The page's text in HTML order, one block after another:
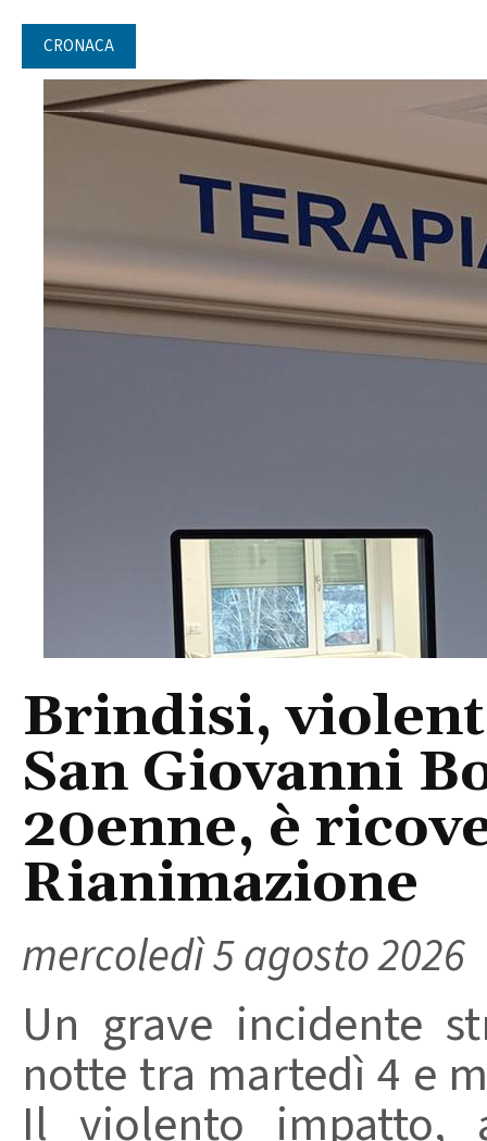
CRONACA
Brindisi,
San Giovanni
20enne, è
Rianimazione
mercoledì 5 agosto 2026
Un grave incidente
notte tra martedì 4 e
Il violento impatto,